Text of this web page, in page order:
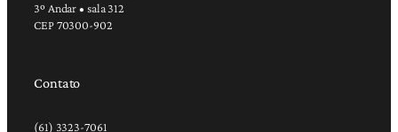
3º Andar • sala 312
CEP 70300-902
Contato
(61) 3323-7061